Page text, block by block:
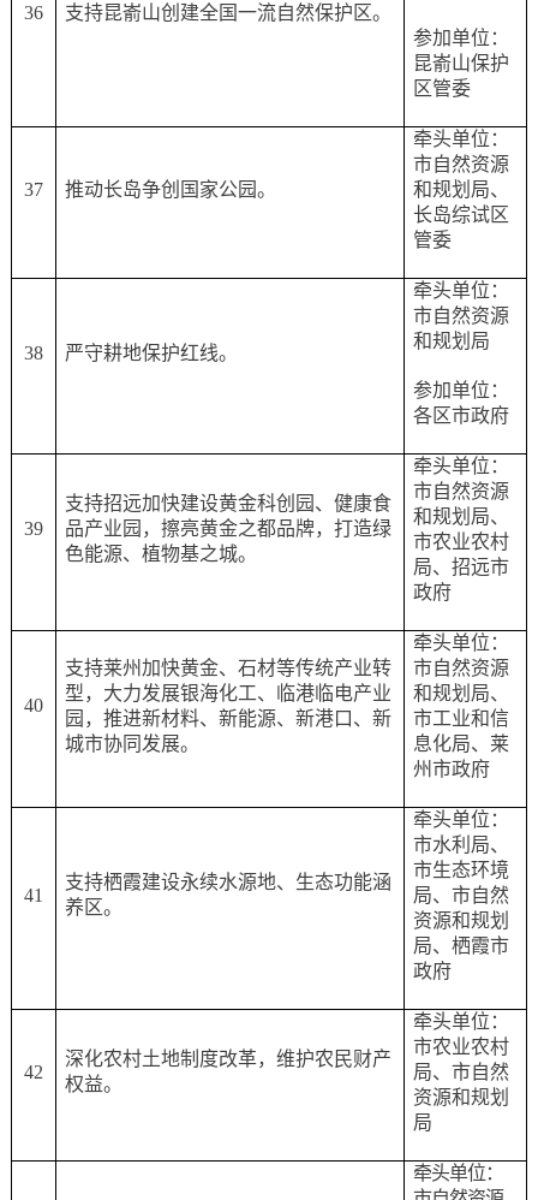
36 支持昆嵛山创建全国一流自然保护区。
参加单位：
昆嵛山保护
区管委
37 推动长岛争创国家公园。
牵头单位：
市自然资源
和规划局、
长岛综试区
管委
38 严守耕地保护红线。
牵头单位：
市自然资源
和规划局
参加单位：
各区市政府
39
支持招远加快建设黄金科创园、健康食
品产业园，擦亮黄金之都品牌，打造绿
色能源、植物基之城。
牵头单位：
市自然资源
和规划局、
市农业农村
局、招远市
政府
40
支持莱州加快黄金、石材等传统产业转
型，大力发展银海化工、临港临电产业
园，推进新材料、新能源、新港口、新
城市协同发展。
牵头单位：
市自然资源
和规划局、
市工业和信
息化局、莱
州市政府
41
支持栖霞建设永续水源地、生态功能涵
养区。
牵头单位：
市水利局、
市生态环境
局、市自然
资源和规划
局、栖霞市
政府
42
深化农村土地制度改革，维护农民财产
权益。
牵头单位：
市农业农村
局、市自然
资源和规划
局
牵头单位：